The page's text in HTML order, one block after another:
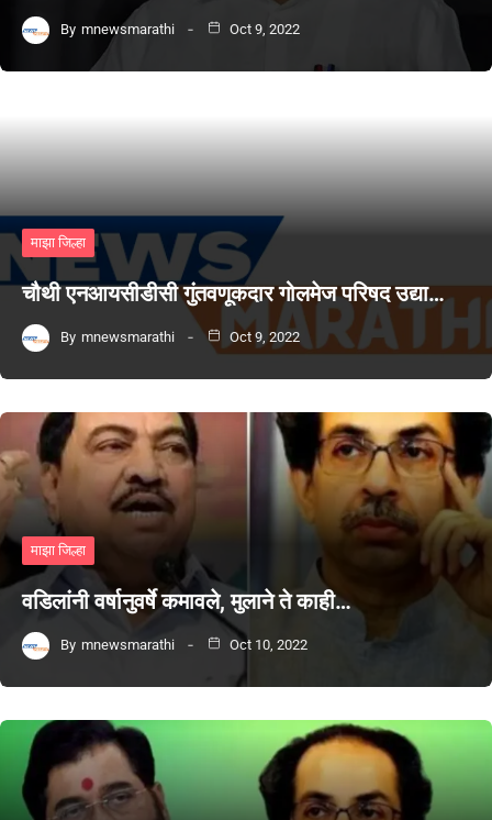
By mnewsmarathi Oct 9, 2022
माझा जिल्हा
चौथी एनआयसीडीसी गुंतवणूकदार गोलमेज परिषद उद्या…
By mnewsmarathi Oct 9, 2022
माझा जिल्हा
वडिलांनी वर्षानुवर्षे कमावले, मुलाने ते काही…
By mnewsmarathi Oct 10, 2022